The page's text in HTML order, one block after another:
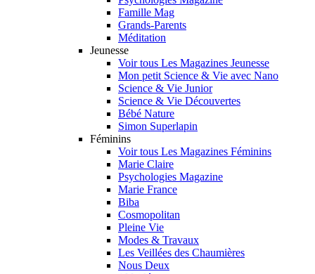
Famille Mag
Grands-Parents
Méditation
Jeunesse
Voir tous Les Magazines Jeunesse
Mon petit Science & Vie avec Nano
Science & Vie Junior
Science & Vie Découvertes
Bébé Nature
Simon Superlapin
Féminins
Voir tous Les Magazines Féminins
Marie Claire
Psychologies Magazine
Marie France
Biba
Cosmopolitan
Pleine Vie
Modes & Travaux
Les Veillées des Chaumières
Nous Deux